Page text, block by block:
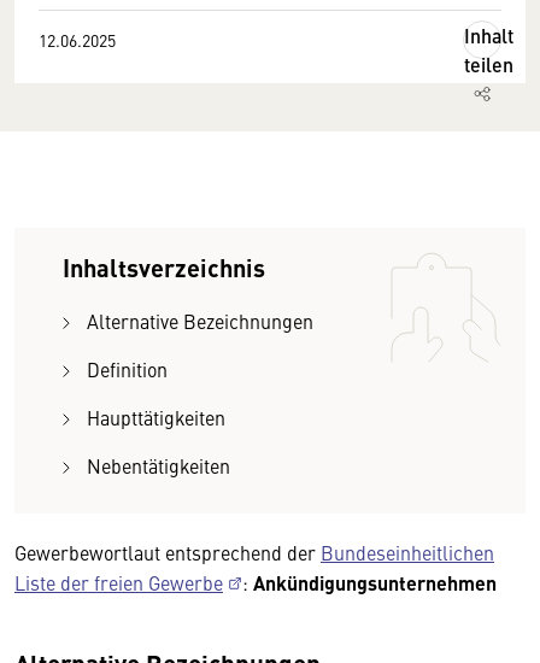
12.06.2025
Inhalt
teilen
Inhaltsverzeichnis
Alternative Bezeichnungen
Definition
Haupttätigkeiten
Nebentätigkeiten
Gewerbewortlaut entsprechend der Bundeseinheitlichen
Liste der freien Gewerbe
: Ankündigungsunternehmen